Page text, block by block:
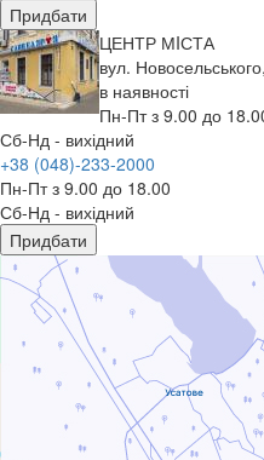
Придбати
ЦЕНТР МIСТА
вул.
в наявності
Пн-Пт з 9.00 до
Сб-Нд - вихідний
+38 (048)-233-2000
Пн-Пт з 9.00 до 18.00
Сб-Нд - вихідний
Придбати